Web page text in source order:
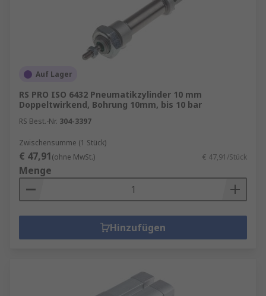
Auf Lager
RS PRO ISO 6432 Pneumatikzylinder 10 mm
Doppeltwirkend, Bohrung 10mm, bis 10 bar
RS Best.-Nr. 304-3397
Zwischensumme (1 Stück)
€ 47,91(ohne MwSt.) € 47,91/Stück
Menge
Hinzufügen